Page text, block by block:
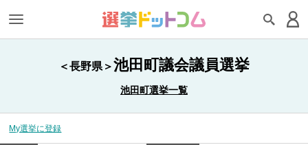
＜長野県＞池田町議会議員選挙
池田町選挙一覧
My選挙に登録